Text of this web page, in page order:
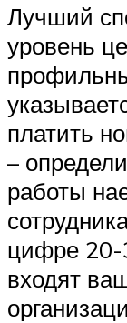
Лучший
уровень
платить
–
работы
цифре 20-
входят